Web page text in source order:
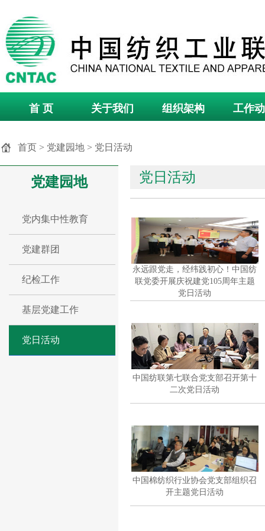
首 页 关于我们 组织架构 工作
首页 > 党建园地 > 党日活动
党建园地
党内集中性教育
党建群团
纪检工作
基层党建工作
党日活动
党日活动
永远跟党走，经纬践初心！中国纺
联党委开展庆祝建党105周年主题
党日活动
中国纺联第七联合党支部召开第十
二次党日活动
中国棉纺织行业协会党支部组织召
开主题党日活动